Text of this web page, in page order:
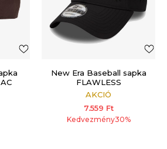
New Era Baseball sapka
FLAWLESS
AKCIÓ
7.559 Ft
Kedvezmény30%